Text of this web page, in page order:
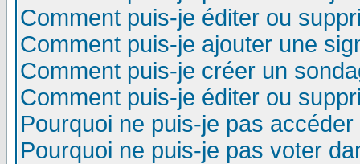
Comment puis-je éditer ou
Comment puis-je ajouter une
Comment puis-je créer un
Comment puis-je éditer ou
Pourquoi ne puis-je pas
Pourquoi ne puis-je pas voter